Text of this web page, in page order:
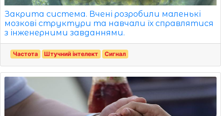
Закрита система. Вчені розробили маленькі
мозкові структури та навчали їх справлятися
з інженерними завданнями.
Частота Штучний інтелект Сигнал